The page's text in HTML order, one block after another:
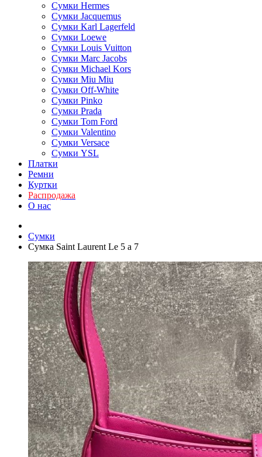
Сумки Hermes
Сумки Jacquemus
Сумки Karl Lagerfeld
Сумки Loewe
Сумки Louis Vuitton
Сумки Marc Jacobs
Сумки Michael Kors
Сумки Miu Miu
Сумки Off-White
Сумки Pinko
Сумки Prada
Сумки Tom Ford
Cумки Valentino
Сумки Versace
Сумки YSL
Платки
Ремни
Куртки
Распродажа
О нас
Сумки
Сумка Saint Laurent Le 5 a 7